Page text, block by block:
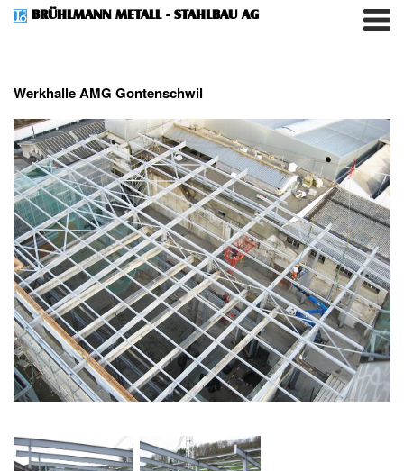
BRÜHLMANN METALL - STAHLBAU AG
Werkhalle AMG Gontenschwil